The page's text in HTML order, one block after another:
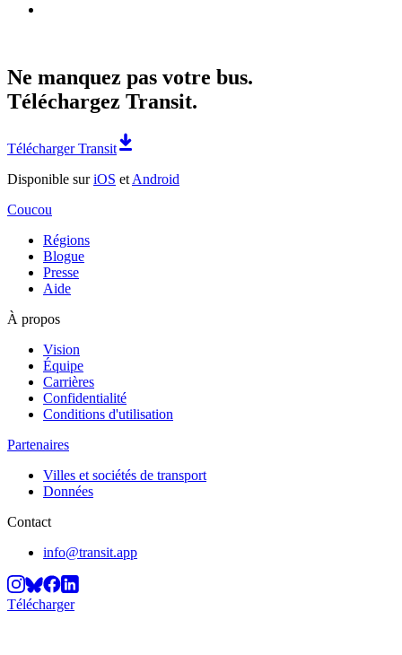
Ne manquez pas votre bus.
Téléchargez Transit.
Télécharger Transit
Disponible suriOS et Android
Coucou
Régions
Blogue
Presse
Aide
À propos
Vision
Équipe
Carrières
Confidentialité
Conditions d'utilisation
Partenaires
Villes et sociétés de transport
Données
Contact
info@transit.app
Télécharger